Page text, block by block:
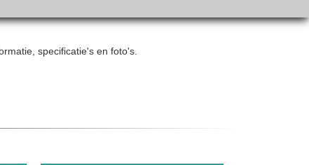
specificatie's en foto's.